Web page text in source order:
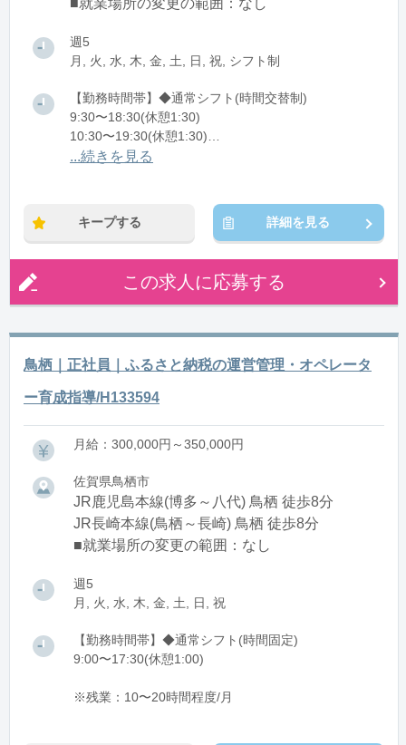
■就業場所の変更の範囲：なし
週5
月, 火, 水, 木, 金, 土, 日, 祝, シフト制
【勤務時間帯】◆通常シフト(時間交替制)
9:30〜18:30(休憩1:30)
10:30〜19:30(休憩1:30)
11:30〜20:30(休憩1:30)
...続きを見る
キープする 詳細を見る
この求人に応募する
鳥栖｜正社員｜ふるさと納税の運営管理・オペレータ
ー育成指導/H133594
月給：300,000円～350,000円
佐賀県鳥栖市
JR鹿児島本線(博多～八代) 鳥栖 徒歩8分
JR長崎本線(鳥栖～長崎) 鳥栖 徒歩8分
■就業場所の変更の範囲：なし
週5
月, 火, 水, 木, 金, 土, 日, 祝
【勤務時間帯】◆通常シフト(時間固定)
9:00〜17:30(休憩1:00)
※残業：10〜20時間程度/月